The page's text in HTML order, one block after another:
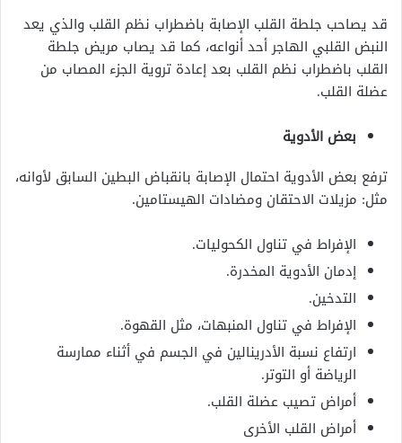
قد يصاحب جلطة القلب الإصابة باضطراب نظم القلب والذي يعد
النبض القلبي الهاجر أحد أنواعه، كما قد يصاب مريض جلطة
القلب باضطراب نظم القلب بعد إعادة تروية الجزء المصاب من
عضلة القلب.
بعض الأدوية
ترفع بعض الأدوية احتمال الإصابة بانقباض البطين السابق لأوانه،
مثل: مزيلات الاحتقان ومضادات الهيستامين.
الإفراط في تناول الكحوليات.
إدمان الأدوية المخدرة.
التدخين.
الإفراط في تناول المنبهات، مثل القهوة.
ارتفاع نسبة الأدرينالين في الجسم في أثناء ممارسة
الرياضة أو التوتر.
أمراض تصيب عضلة القلب.
أمراض القلب الأخرى